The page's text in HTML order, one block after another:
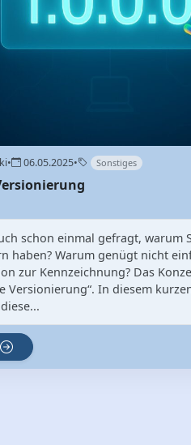
• 06.05.2025• Sonstiges
schon einmal gefragt,
haben? Warum genügt nicht
zur Kennzeichnung? Das
Versionierung“. In diesem